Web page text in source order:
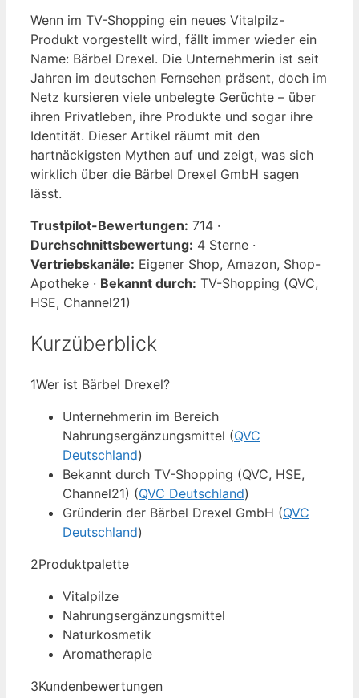
Wenn im TV-Shopping ein neues Vitalpilz-
Produkt vorgestellt wird, fällt immer wieder ein
Name: Bärbel Drexel. Die Unternehmerin ist seit
Jahren im deutschen Fernsehen präsent, doch im
Netz kursieren viele unbelegte Gerüchte – über
ihren Privatleben, ihre Produkte und sogar ihre
Identität. Dieser Artikel räumt mit den
hartnäckigsten Mythen auf und zeigt, was sich
wirklich über die Bärbel Drexel GmbH sagen
lässt.
Trustpilot-Bewertungen: 714 ·
Durchschnittsbewertung: 4 Sterne ·
Vertriebskanäle: Eigener Shop, Amazon, Shop-
Apotheke · Bekannt durch: TV-Shopping (QVC,
HSE, Channel21)
Kurzüberblick
1Wer ist Bärbel Drexel?
Unternehmerin im Bereich
Nahrungsergänzungsmittel (QVC
Deutschland)
Bekannt durch TV-Shopping (QVC, HSE,
Channel21) (QVC Deutschland)
Gründerin der Bärbel Drexel GmbH (QVC
Deutschland)
2Produktpalette
Vitalpilze
Nahrungsergänzungsmittel
Naturkosmetik
Aromatherapie
3Kundenbewertungen